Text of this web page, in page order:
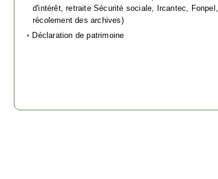
d'intérêt, retraite Sécurité sociale, Ircantec, Fonpel,
récolement des archives)
Déclaration de patrimoine